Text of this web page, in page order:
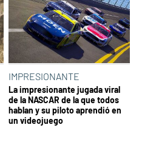
IMPRESIONANTE
La impresionante jugada viral
de la NASCAR de la que todos
hablan y su piloto aprendió en
un videojuego